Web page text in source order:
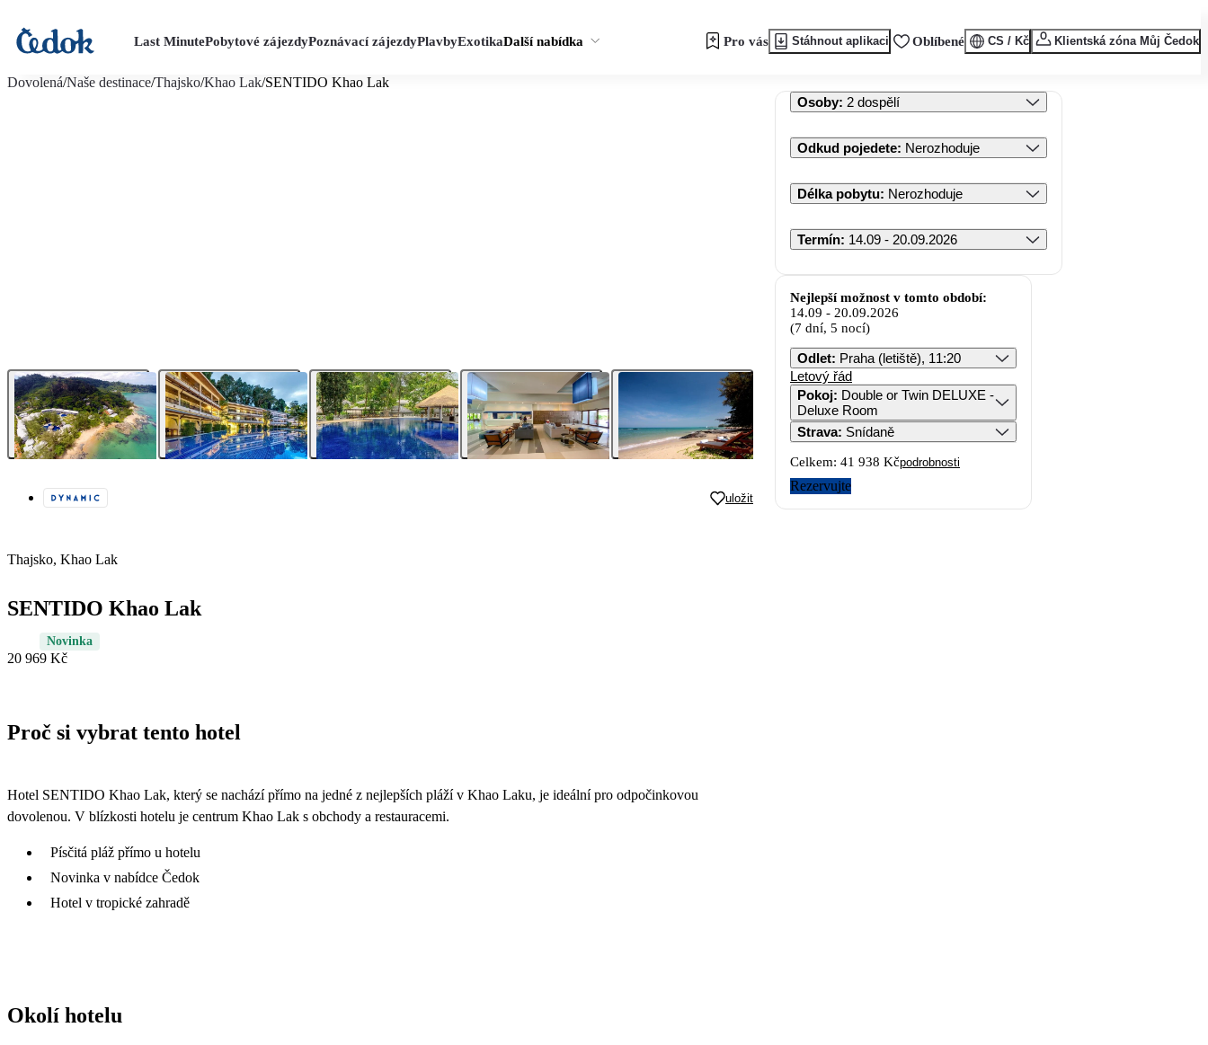
Last MinutePobytové zájezdyPoznávací zájezdyPlavbyExotikaDalší nabídka Pro vás Stáhnout aplikaci Oblíbené CS / Kč Klientská zóna Můj Čedok
Dovolená/Naše destinace/Thajsko/Khao Lak/SENTIDO Khao Lak
uložit
Thajsko, Khao Lak
SENTIDO Khao Lak
Novinka
20 969 Kč
Proč si vybrat tento hotel
Hotel SENTIDO Khao Lak, který se nachází přímo na jedné z nejlepších pláží v Khao Laku, je ideální pro odpočinkovou
dovolenou. V blízkosti hotelu je centrum Khao Lak s obchody a restauracemi.
Písčitá pláž přímo u hotelu
Novinka v nabídce Čedok
Hotel v tropické zahradě
Okolí hotelu
Osoby: 2 dospělí
Odkud pojedete: Nerozhoduje
Délka pobytu: Nerozhoduje
Termín: 14.09 - 20.09.2026
Nejlepší možnost v tomto období:
14.09 - 20.09.2026
(7 dní, 5 nocí)
Odlet: Praha (letiště), 11:20
Letový řád
Pokoj: Double or Twin DELUXE -
Deluxe Room
Strava: Snídaně
Celkem: 41 938 Kčpodrobnosti
Rezervujte